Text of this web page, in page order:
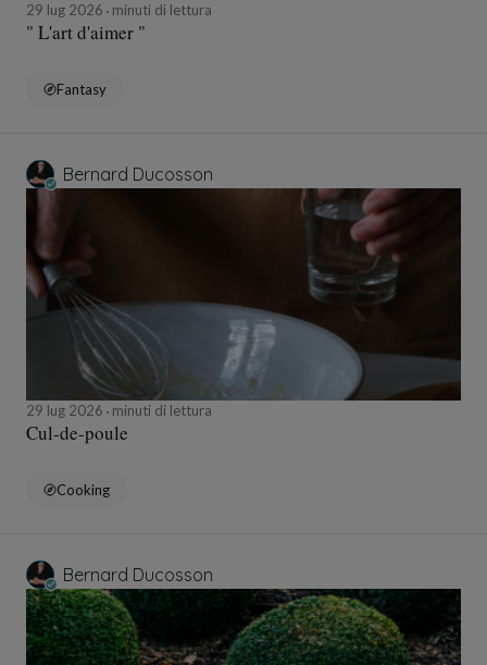
29 lug 2026 minuti di lettura
" L'art d'aimer "
Fantasy
Bernard Ducosson
29 lug 2026 minuti di lettura
Cul-de-poule
Cooking
Bernard Ducosson